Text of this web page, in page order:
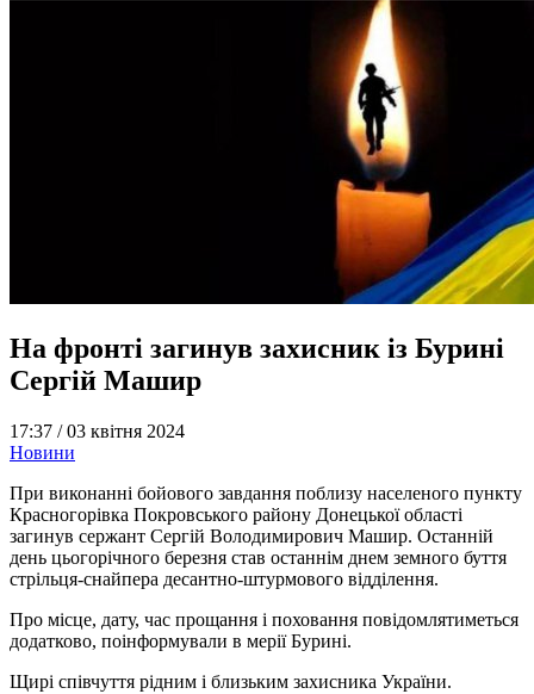
На фронті загинув захисник із Бурині
Сергій Машир
17:37 /03 квітня 2024
Новини
При виконанні бойового завдання поблизу населеного пункту
Красногорівка Покровського району Донецької області
загинув сержант Сергій Володимирович Машир. Останній
день цьогорічного березня став останнім днем земного буття
стрільця-снайпера десантно-штурмового відділення.
Про місце, дату, час прощання і поховання повідомлятиметься
додатково, поінформували в мерії Бурині.
Щирі співчуття рідним і близьким захисника України.